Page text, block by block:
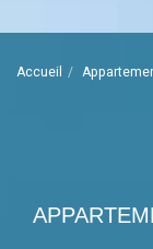
Accueil